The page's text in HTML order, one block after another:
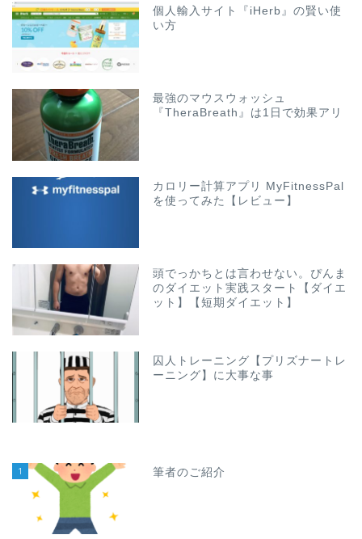
個人輸入サイト『iHerb』の賢い使
い方
最強のマウスウォッシュ
『TheraBreath』は1日で効果アリ
カロリー計算アプリ MyFitnessPal
を使ってみた【レビュー】
頭でっかちとは言わせない。ぴんま
のダイエット実践スタート【ダイエ
ット】【短期ダイエット】
囚人トレーニング【プリズナートレ
ーニング】に大事な事
1 筆者のご紹介